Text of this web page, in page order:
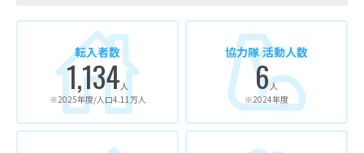
転入者数
1,134 人
※2025年度/人口4.11万人
協力隊 活動人数
6人
※2024年度